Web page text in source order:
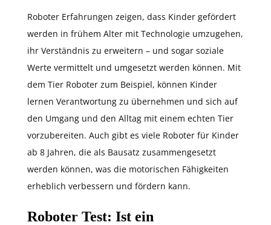
Roboter Erfahrungen zeigen, dass Kinder gefördert
werden in frühem Alter mit Technologie umzugehen,
ihr Verständnis zu erweitern – und sogar soziale
Werte vermittelt und umgesetzt werden können. Mit
dem Tier Roboter zum Beispiel, können Kinder
lernen Verantwortung zu übernehmen und sich auf
den Umgang und den Alltag mit einem echten Tier
vorzubereiten. Auch gibt es viele Roboter für Kinder
ab 8 Jahren, die als Bausatz zusammengesetzt
werden können, was die motorischen Fähigkeiten
erheblich verbessern und fördern kann.
Roboter Test: Ist ein